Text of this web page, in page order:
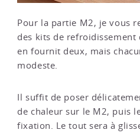
Pour la partie M2, je vous
des kits de refroidissement
en fournit deux, mais
modeste.
Il suffit de poser
de chaleur sur le M2, puis
fixation. Le tout sera à